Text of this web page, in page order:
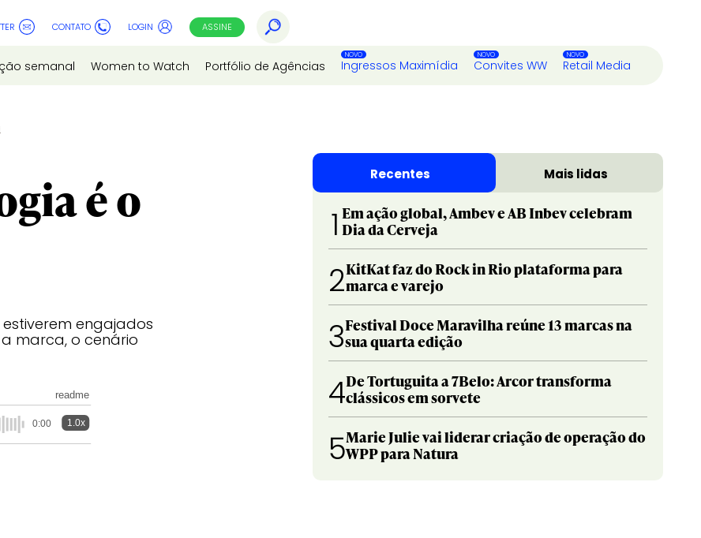
CONTATO LOGIN ASSINE
semanal Women to Watch Portfólio de Agências Ingressos Maximídia Convites WW Retail Media
é o
engajados
marca, o cenário
readme
0:00 1.0x
Recentes Mais lidas
1 Em ação global, Ambev e AB Inbev celebram
Dia da Cerveja
2KitKat faz do Rock in Rio plataforma para
marca e varejo
3Festival Doce Maravilha reúne 13 marcas na
sua quarta edição
4De Tortuguita a 7Belo: Arcor transforma
clássicos em sorvete
5Marie Julie vai liderar criação de operação do
WPP para Natura